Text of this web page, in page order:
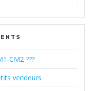
CM2 ???
vendeurs